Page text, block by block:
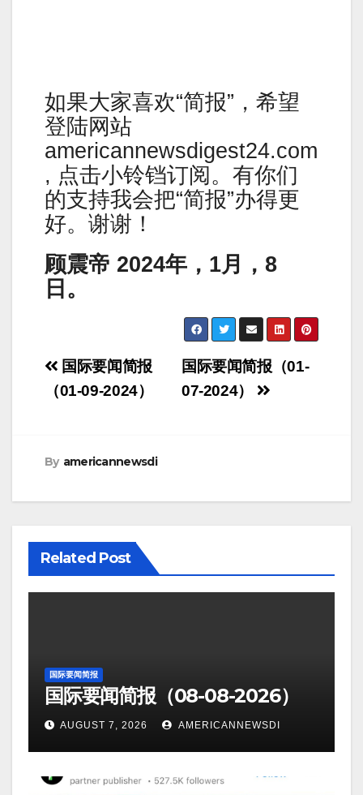
如果大家喜欢“简报”，希望
登陆网站
americannewsdigest24.com
, 点击小铃铛订阅。有你们
的支持我会把“简报”办得更
好。谢谢！
顾震帝 2024年，1月，8
日。
Post
navigation
国际要闻简报（01-
07-2024）
国际要闻简报
（01-09-2024）
By americannewsdi
Related Post
国际要闻简报
国际要闻简报（08-08-2026）
AUGUST 7, 2026 AMERICANNEWSDI